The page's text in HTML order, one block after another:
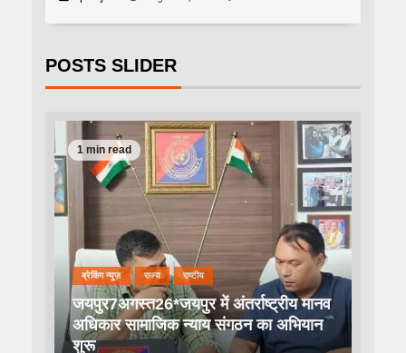
POSTS SLIDER
1 min read
ब्रेकिंग न्यूज़ राज्य राष्टीय
जयपुर7अगस्त26*जयपुर में अंतर्राष्ट्रीय मानव
अधिकार सामाजिक न्याय संगठन का अभियान
शुरू